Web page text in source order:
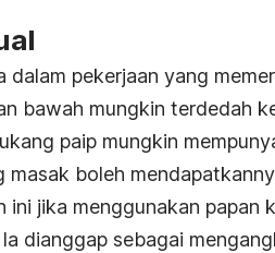
dalam pekerjaan yang
bawah mungkin terdedah
paip mungkin
boleh
ini jika menggunakan
dianggap sebagai